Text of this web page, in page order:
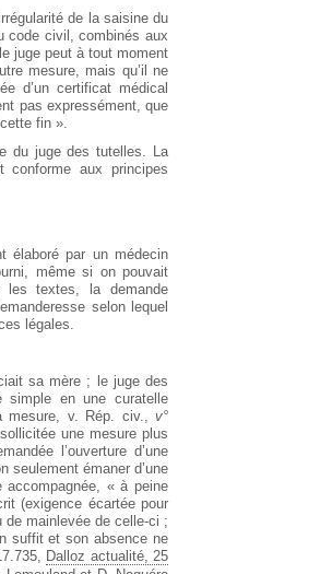
de la saisine du
code civil, combinés aux
juge peut à tout moment
mesure, mais qu’il ne
d’un certificat médical
pas expressément, que
fin ».
du juge des tutelles. La
conforme aux principes
élaboré par un médecin
même si on pouvait
les textes, la demande
selon lequel
légales.
sa mère ; le juge des
simple en une curatelle
mesure, v. Rép. civ., v°
une mesure plus
l’ouverture d’une
seulement émaner d’une
« à peine
(exigence écartée pour
de mainlevée de celle-ci ;
suffit et son absence ne
Dalloz actualité, 25